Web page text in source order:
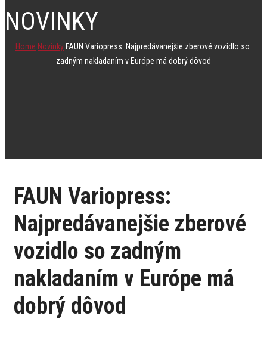
NOVINKY
Home Novinky FAUN Variopress: Najpredávanejšie zberové vozidlo so
zadným nakladaním v Európe má dobrý dôvod
FAUN Variopress:
Najpredávanejšie zberové
vozidlo so zadným
nakladaním v Európe má
dobrý dôvod